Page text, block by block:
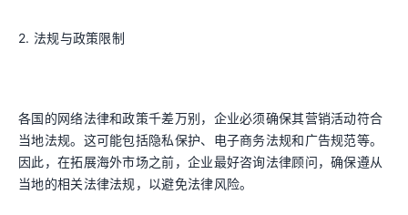
2. 法规与政策限制
各国的网络法律和政策千差万别，企业必须确保其营销活动符合
当地法规。这可能包括隐私保护、电子商务法规和广告规范等。
因此，在拓展海外市场之前，企业最好咨询法律顾问，确保遵从
当地的相关法律法规，以避免法律风险。